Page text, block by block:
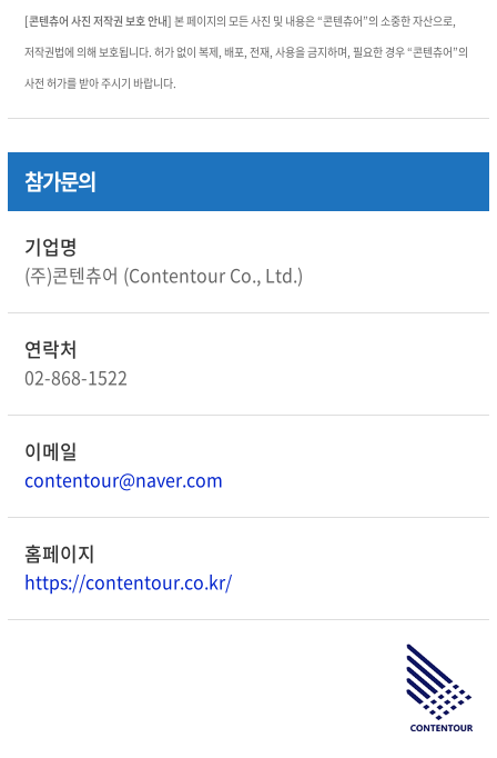
[콘텐츄어 사진 저작권 보호 안내]본 페이지의 모든 사진 및 내용은 “콘텐츄어”의 소중한 자산으로,
저작권법에 의해 보호됩니다. 허가 없이 복제, 배포, 전재, 사용을 금지하며, 필요한 경우 “콘텐츄어”의
사전 허가를 받아 주시기 바랍니다.
참가문의
기업명
(주)콘텐츄어 (Contentour Co., Ltd.)
연락처
02-868-1522
이메일
contentour@naver.com
홈페이지
https://contentour.co.kr/